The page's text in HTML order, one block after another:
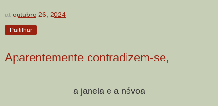
at outubro 26, 2024
Partilhar
Aparentemente contradizem-se,
a janela e a névoa